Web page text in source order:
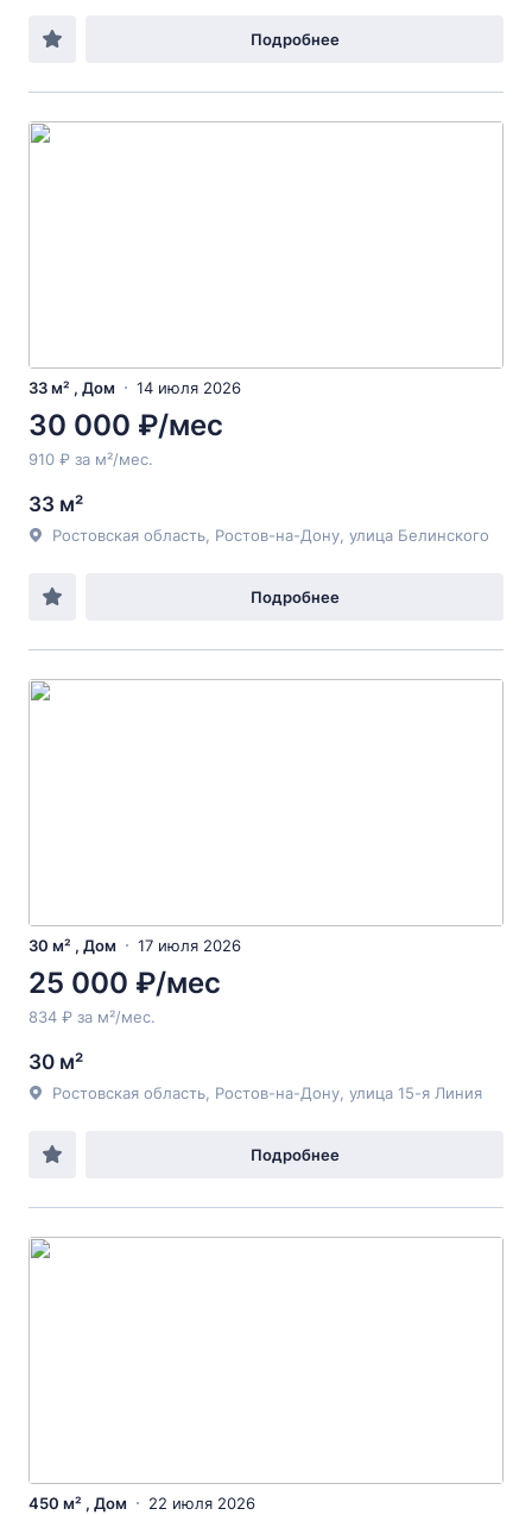
Подробнее
33 м² , Дом 14 июля 2026
30 000 ₽/мес
910 ₽ за м²/мес.
33 м²
Ростовская область, Ростов-на-Дону, улица Белинского
Подробнее
30 м² , Дом 17 июля 2026
25 000 ₽/мес
834 ₽ за м²/мес.
30 м²
Ростовская область, Ростов-на-Дону, улица 15-я Линия
Подробнее
450 м² , Дом 22 июля 2026